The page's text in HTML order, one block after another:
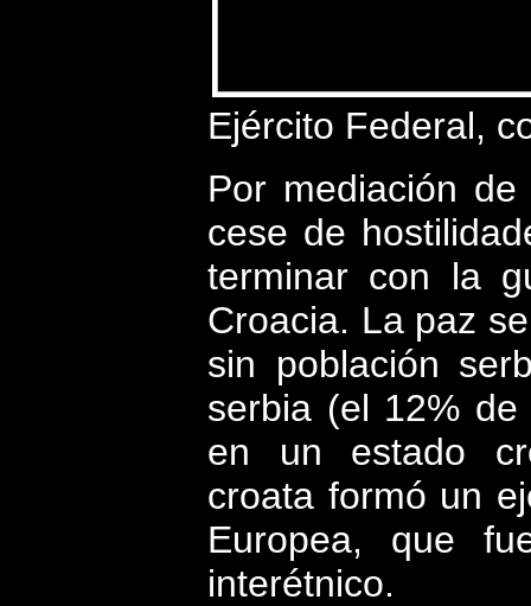
Ejército Federal,
Por mediación
cese de
terminar con la
Croacia. La paz
sin población
serbia (el 12%
en un estado
croata formó un
Europea, que
interétnico.